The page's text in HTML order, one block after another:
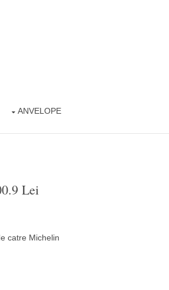
ANVELOPE
Lei
catre Michelin